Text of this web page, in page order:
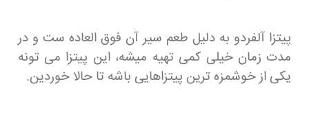
پیتزا آلفردو به دلیل طعم سیر آن فوق العاده ست و در
مدت زمان خیلی کمی تهیه میشه، این پیتزا می تونه
یکی از خوشمزه ترین پیتزاهایی باشه تا حالا خوردین.